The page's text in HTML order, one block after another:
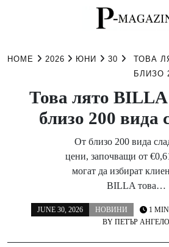
HOME 2026 ЮНИ 30
ТОВА
БЛИЗО
Това лято BILLA
близо 200 вида
От близо 200 вида
цени, започващи от
могат да избират
BILLA това…
JUNE 30, 2026
НОВИНИ
BY ПЕТЪР
1 MIN